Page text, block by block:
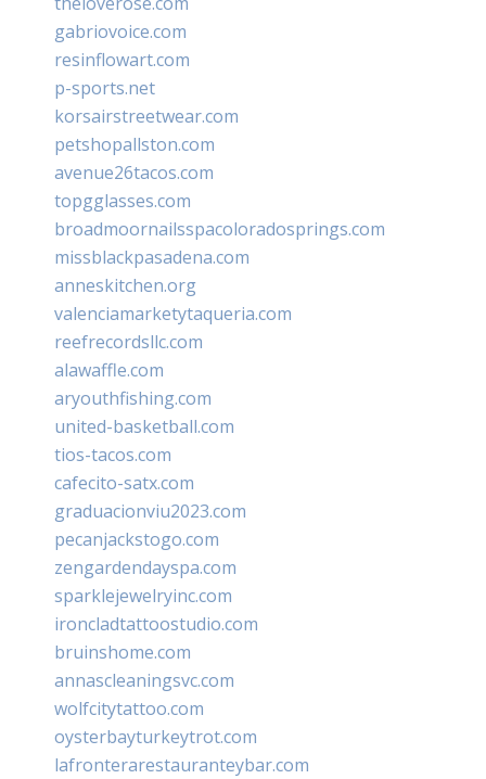
gabriovoice.com
resinflowart.com
p-sports.net
korsairstreetwear.com
petshopallston.com
avenue26tacos.com
topgglasses.com
broadmoornailsspacoloradosprings.com
missblackpasadena.com
anneskitchen.org
valenciamarketytaqueria.com
reefrecordsllc.com
alawaffle.com
aryouthfishing.com
united-basketball.com
tios-tacos.com
cafecito-satx.com
graduacionviu2023.com
pecanjackstogo.com
zengardendayspa.com
sparklejewelryinc.com
ironcladtattoostudio.com
bruinshome.com
annascleaningsvc.com
wolfcitytattoo.com
oysterbayturkeytrot.com
lafronterarestauranteybar.com